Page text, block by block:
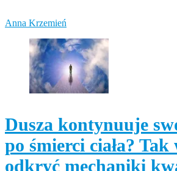
Anna Krzemień
Dusza kontynuuje
po śmierci ciała?
odkryć mechaniki